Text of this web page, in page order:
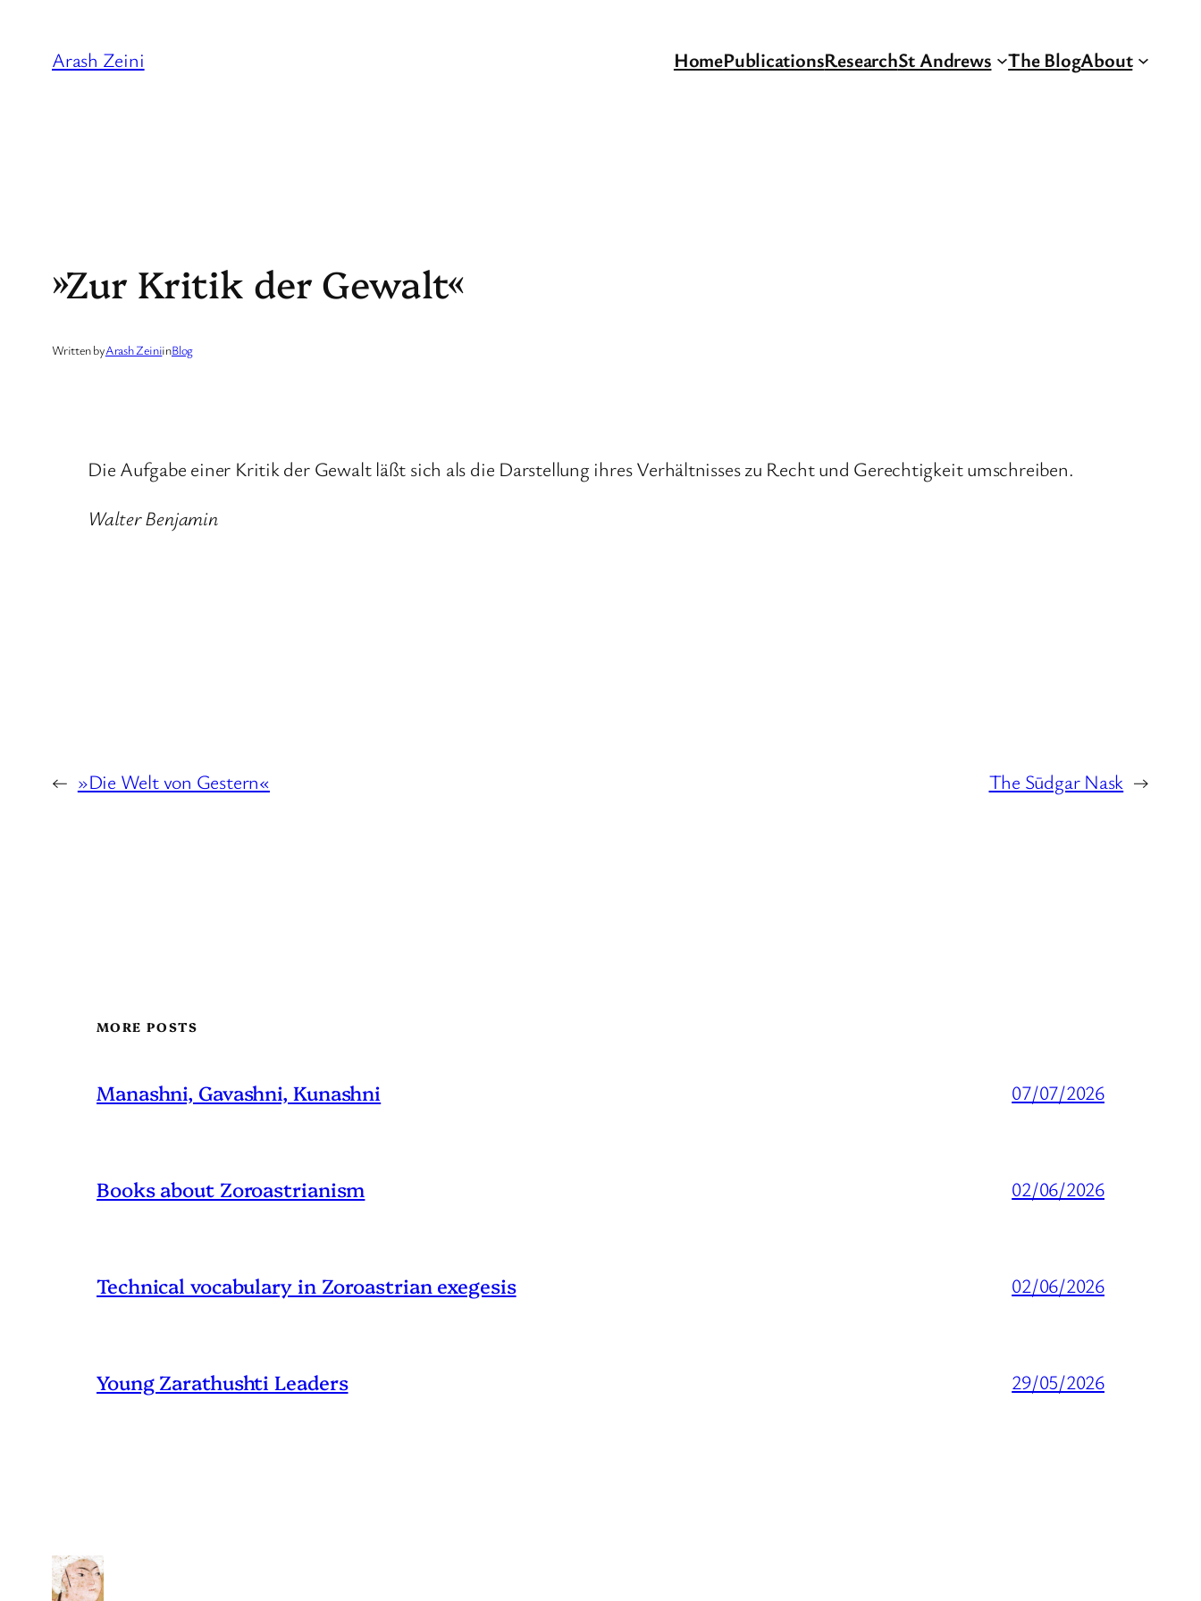
Arash Zeini HomePublicationsResearchSt Andrews The BlogAbout
»Zur Kritik der Gewalt«
Written byArash ZeiniinBlog
Die Aufgabe einer Kritik der Gewalt läßt sich als die Darstellung ihres Verhältnisses zu Recht und Gerechtigkeit umschreiben.
Walter Benjamin
← »Die Welt von Gestern« The Sūdgar Nask →
MORE POSTS
Manashni, Gavashni, Kunashni 07/07/2026
Books about Zoroastrianism 02/06/2026
Technical vocabulary in Zoroastrian exegesis 02/06/2026
Young Zarathushti Leaders 29/05/2026